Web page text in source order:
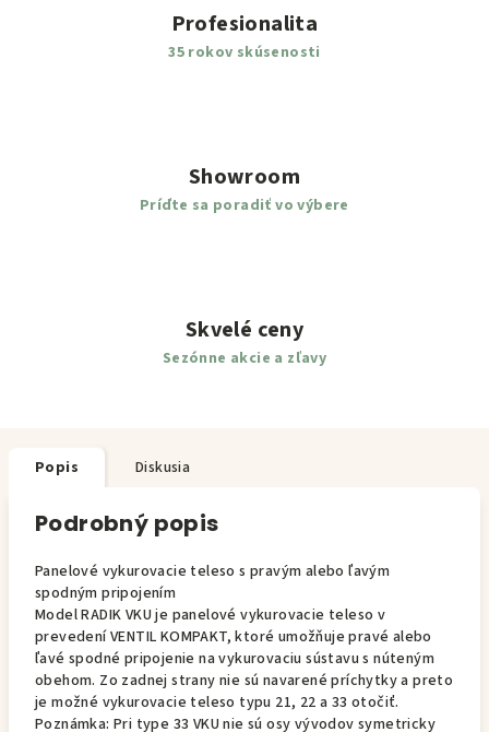
Profesionalita
35 rokov skúsenosti
Showroom
Príďte sa poradiť vo výbere
Skvelé ceny
Sezónne akcie a zľavy
Popis Diskusia
Podrobný popis
Panelové vykurovacie teleso s pravým alebo ľavým
spodným pripojením
Model RADIK VKU je panelové vykurovacie teleso v
prevedení VENTIL KOMPAKT, ktoré umožňuje pravé alebo
ľavé spodné pripojenie na vykurovaciu sústavu s núteným
obehom. Zo zadnej strany nie sú navarené príchytky a preto
je možné vykurovacie teleso typu 21, 22 a 33 otočiť.
Poznámka: Pri type 33 VKU nie sú osy vývodov symetricky